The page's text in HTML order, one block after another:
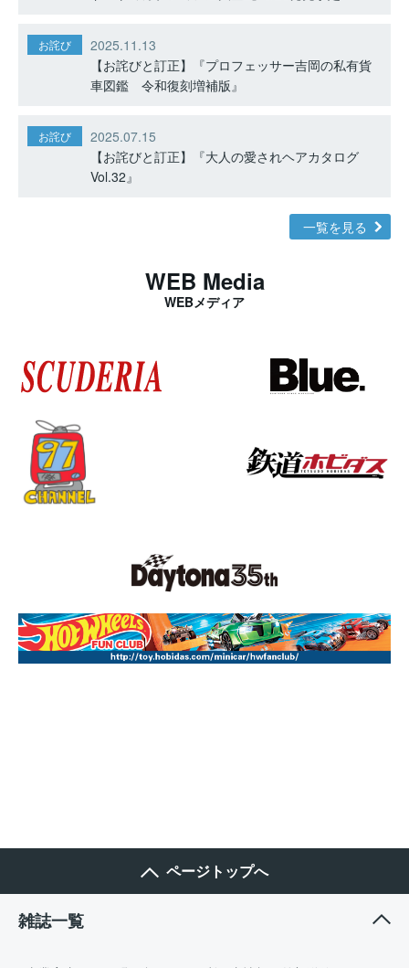
お詫び
2025.11.13
【お詫びと訂正】『プロフェッサー吉岡の私有貨
車図鑑 令和復刻増補版』
お詫び
2025.07.15
【お詫びと訂正】『大人の愛されヘアカタログ
Vol.32』
一覧を見る
WEB Media
WEBメディア
ページトップへ
雑誌一覧